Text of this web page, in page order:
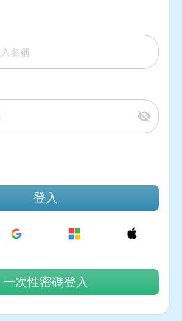
visibility_off